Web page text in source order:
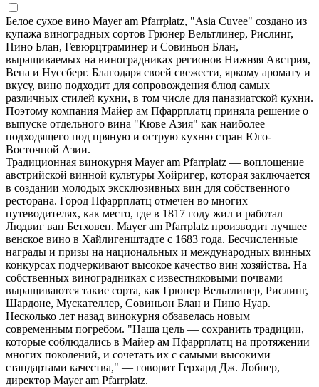
Белое сухое вино Mayer am Pfarrplatz, "Asia Cuvee" создано из
купажа виноградных сортов Грюнер Вельтлинер, Рислинг,
Пино Блан, Гевюрцтраминер и Совиньон Блан,
выращиваемых на виноградниках регионов Нижняя Австрия,
Вена и Нуссберг. Благодаря своей свежести, яркому аромату и
вкусу, вино подходит для сопровождения блюд самых
различных стилей кухни, в том числе для паназиатской кухни.
Поэтому компания Майер ам Пфаррплатц приняла решение о
выпуске отдельного вина "Кюве Азия" как наиболее
подходящего под пряную и острую кухню стран Юго-
Восточной Азии.
Традиционная винокурня Mayer am Pfarrplatz — воплощение
австрийской винной культуры Хойригер, которая заключается
в создании молодых эксклюзивных вин для собственного
ресторана. Город Пфаррплатц отмечен во многих
путеводителях, как место, где в 1817 году жил и работал
Людвиг ван Бетховен. Mayer am Pfarrplatz производит лучшее
венское вино в Хайлигенштадте с 1683 года. Бесчисленные
награды и призы на национальных и международных винных
конкурсах подчеркивают высокое качество вин хозяйства. На
собственных виноградниках с известняковыми почвами
выращиваются такие сорта, как Грюнер Вельтлинер, Рислинг,
Шардоне, Мускателлер, Совиньон Блан и Пино Нуар.
Несколько лет назад винокурня обзавелась новым
современным погребом. "Наша цель — сохранить традиции,
которые соблюдались в Майер ам Пфаррплатц на протяжении
многих поколений, и сочетать их с самыми высокими
стандартами качества," — говорит Герхард Дж. Лобнер,
директор Mayer am Pfarrplatz.